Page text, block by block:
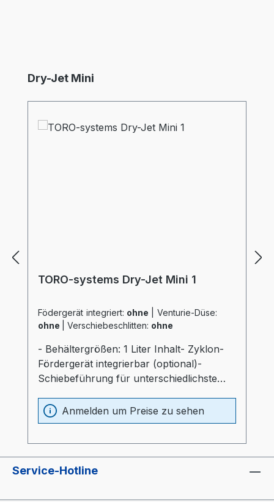
Produktgalerie überspringen
Dry-Jet Mini
TORO-systems Dry-Jet Mini 1
Födergerät integriert: ohne
Venturie-Düse:
ohne
Verschiebeschlitten: ohne
- Behältergrößen: 1 Liter Inhalt- Zyklon-
Fördergerät integrierbar (optional)-
Schiebeführung für unterschiedlichste
Materialbehälter und Heizung optimal
wärmeisoliert (20mm)- Prozessheizung im
Materialbehälter aus Edelstahl und
Anmelden um Preise zu sehen
Service-Hotline